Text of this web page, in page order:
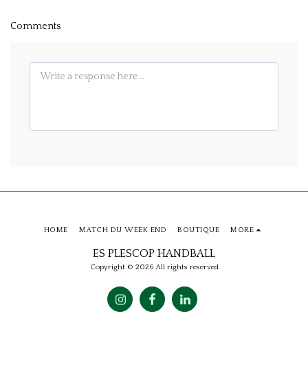
Comments
ES PLESCOP HANDBALL
Copyright © 2026 All rights reserved
HOME MATCH DU WEEK END BOUTIQUE MORE